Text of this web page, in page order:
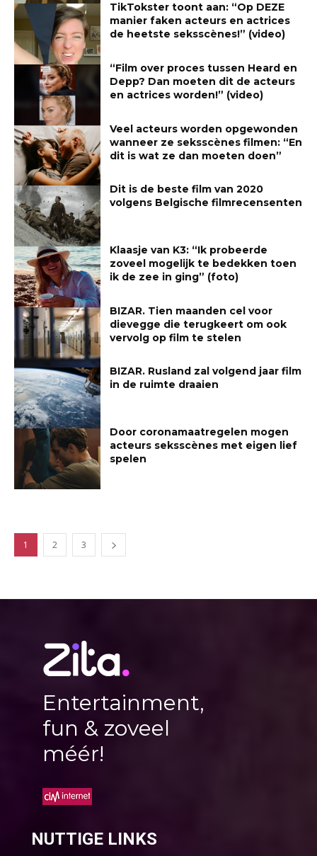
TikTokster toont aan: “Op DEZE
manier faken acteurs en actrices
de heetste seksscènes!” (video)
“Film over proces tussen Heard en
Depp? Dan moeten dit de acteurs
en actrices worden!” (video)
Veel acteurs worden opgewonden
wanneer ze seksscènes filmen: “En
dit is wat ze dan moeten doen”
Dit is de beste film van 2020
volgens Belgische filmrecensenten
Klaasje van K3: “Ik probeerde
zoveel mogelijk te bedekken toen
ik de zee in ging” (foto)
BIZAR. Tien maanden cel voor
dievegge die terugkeert om ook
vervolg op film te stelen
BIZAR. Rusland zal volgend jaar film
in de ruimte draaien
Door coronamaatregelen mogen
acteurs seksscènes met eigen lief
spelen
1 2 3
Entertainment,
fun & zoveel
méér!
NUTTIGE LINKS